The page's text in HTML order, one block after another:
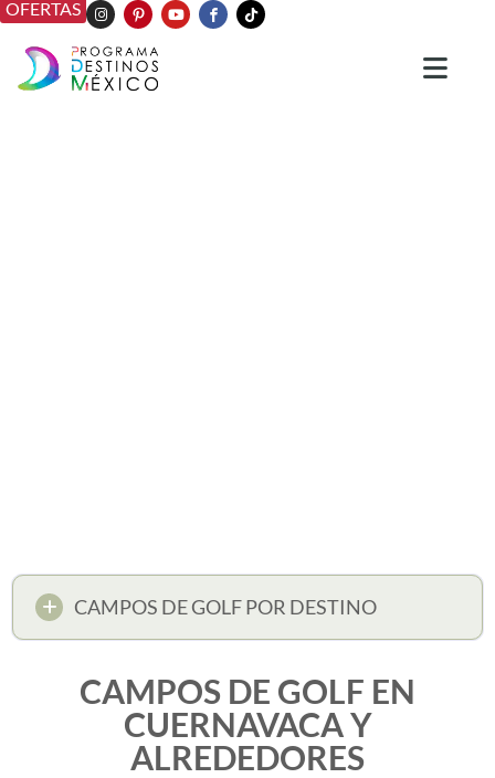
OFERTAS
CAMPOS DE GOLF POR DESTINO
CAMPOS DE GOLF EN
CUERNAVACA Y
ALREDEDORES